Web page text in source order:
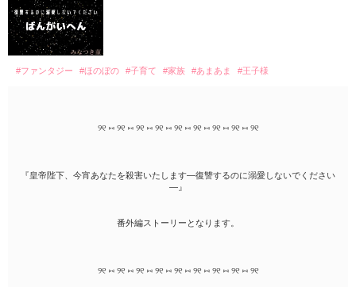
#ファンタジー #ほのぼの #子育て #家族 #あまあま #王子様
୨୧ ⑅ ୨୧ ⑅ ୨୧ ⑅ ୨୧ ⑅ ୨୧ ⑅ ୨୧ ⑅ ୨୧ ⑅ ୨୧ ⑅ ୨୧
『皇帝陛下、今宵あなたを殺害いたします―復讐するのに溺愛しないでください
―』
番外編ストーリーとなります。
୨୧ ⑅ ୨୧ ⑅ ୨୧ ⑅ ୨୧ ⑅ ୨୧ ⑅ ୨୧ ⑅ ୨୧ ⑅ ୨୧ ⑅ ୨୧